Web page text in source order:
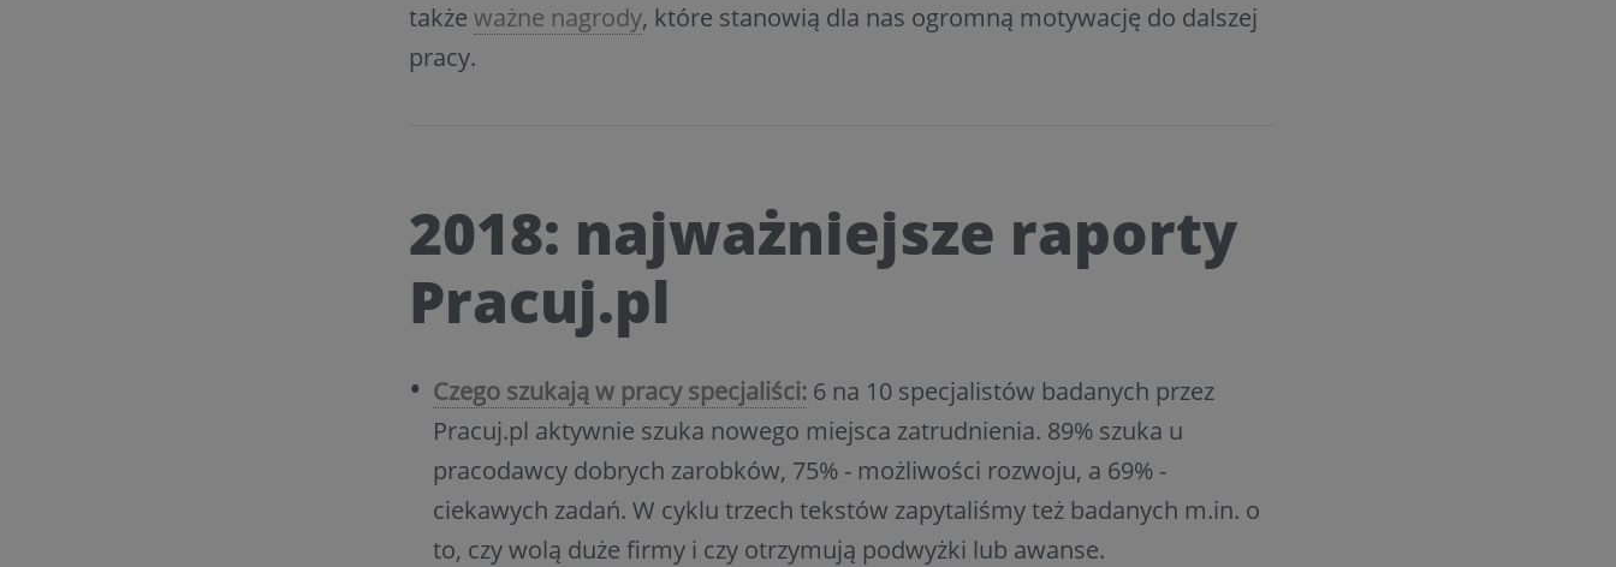
także ważne nagrody, które stanowią dla nas ogromną motywację do dalszej
pracy.
2018: najważniejsze raporty
Pracuj.pl
Czego szukają w pracy specjaliści: 6 na 10 specjalistów badanych przez
Pracuj.pl aktywnie szuka nowego miejsca zatrudnienia. 89% szuka u
pracodawcy dobrych zarobków, 75% - możliwości rozwoju, a 69% -
ciekawych zadań. W cyklu trzech tekstów zapytaliśmy też badanych m.in. o
to, czy wolą duże firmy i czy otrzymują podwyżki lub awanse.